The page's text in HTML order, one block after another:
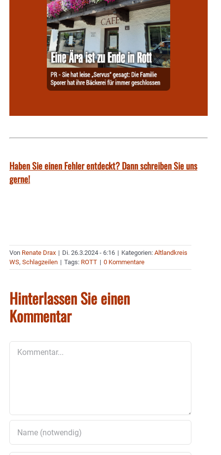
Haben Sie einen Fehler entdeckt? Dann schreiben Sie uns
gerne!
Von Renate Drax | Di. 26.3.2024 - 6:16 | Kategorien: Altlandkreis
WS, Schlagzeilen | Tags: ROTT | 0 Kommentare
Hinterlassen Sie einen
Kommentar